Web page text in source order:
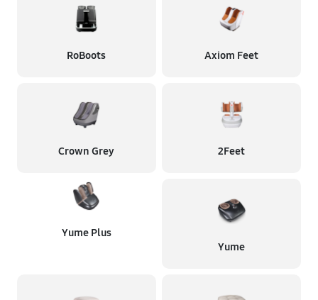
RoBoots Axiom Feet
Crown Grey 2Feet
Yume Plus
Yume